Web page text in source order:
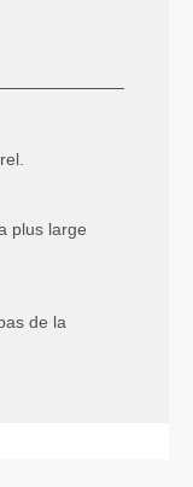
plus large
de la